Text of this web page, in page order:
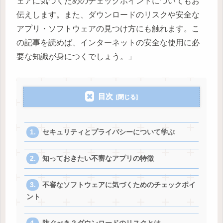
伝えします。また、ダウンロードのリスクや安全な
アプリ・ソフトウェアの見つけ方にも触れます。こ
の記事を読めば、インターネットの安全な使用に必
要な知識が身につくでしょう。」
目次
セキュリティとプライバシーについて学ぶ
知っておきたい不審なアプリの特徴
不審なソフトウェアに気づくためのチェックポイ
ント